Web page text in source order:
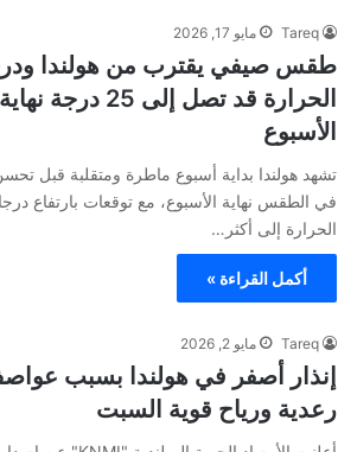
Tareq مايو 17, 2026
طقس صيفي يقترب من هولندا
الحرارة قد تصل إلى 25 درجة نهاية
الأسبوع
تشهد هولندا بداية أسبوع ماطرة ومتقلبة قبل
في الطقس نهاية الأسبوع، مع توقعات بارتفاع
الحرارة إلى أكثر…
أكمل القراءة »
Tareq مايو 2, 2026
إنذار أصفر في هولندا بسبب
رعدية ورياح قوية السبت